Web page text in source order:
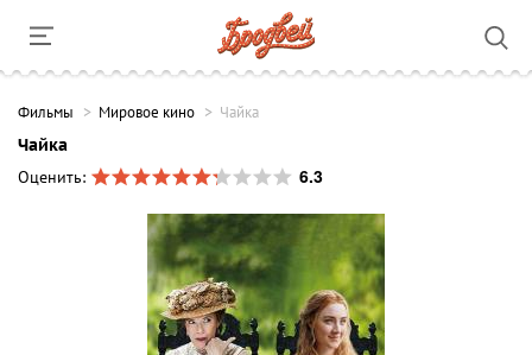
Фильмы Мировое кино Чайка
Чайка
Оценить:
6.3